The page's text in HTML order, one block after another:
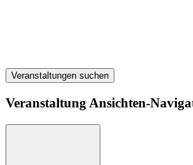
Veranstaltungen suchen
Veranstaltung Ansichten-